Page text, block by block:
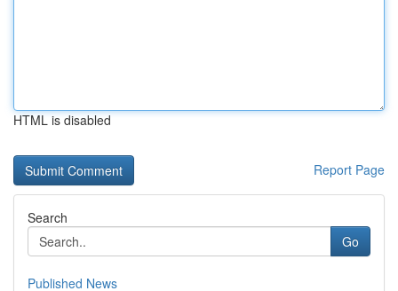
HTML is disabled
Report Page
Search
Go
Published News